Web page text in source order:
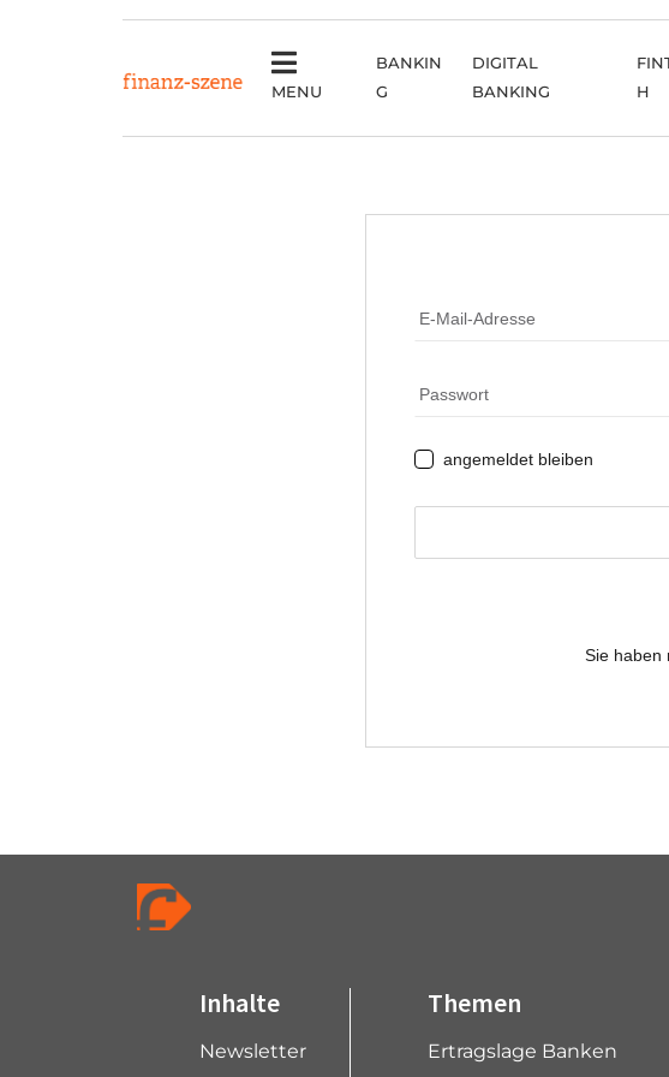
MENU
BANKIN
G
DIGITAL
BANKING
H
Inhalte
Newsletter
Themen
Ertragslage Banken